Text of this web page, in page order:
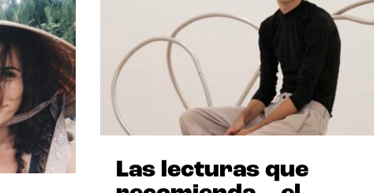
Las lecturas que